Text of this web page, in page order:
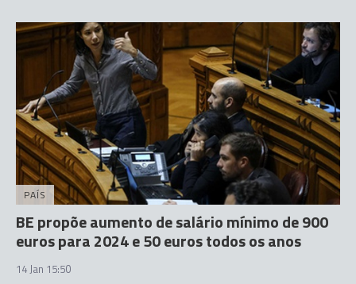
PAÍS
BE propõe aumento de salário mínimo de 900
euros para 2024 e 50 euros todos os anos
14 Jan 15:50